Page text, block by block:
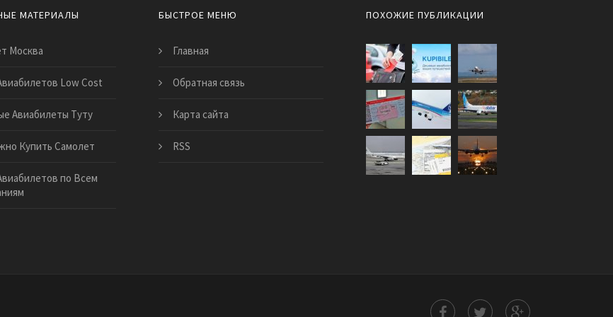
МАТЕРИАЛЫ
Москва
Low Cost
Авиабилеты Туту
Купить Самолет
по Всем
БЫСТРОЕ МЕНЮ
Главная
Обратная связь
Карта сайта
RSS
ПОХОЖИЕ ПУБЛИКАЦИИ